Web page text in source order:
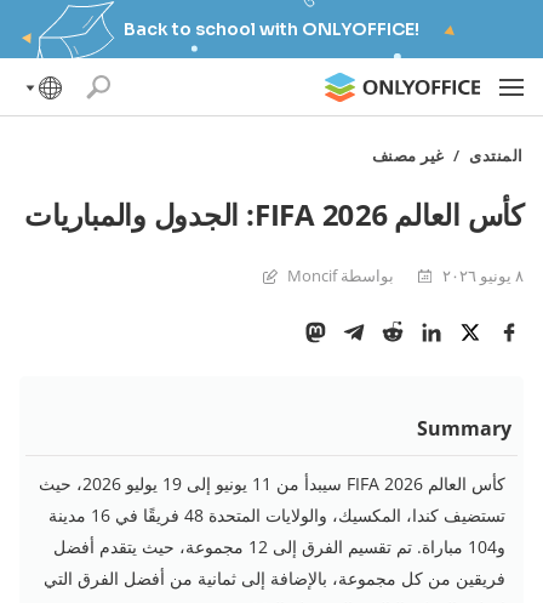
Back to school with ONLYOFFICE!
المنتدى / غير مصنف
كأس العالم FIFA 2026: الجدول والمباريات
٨ يونيو ٢٠٢٦ بواسطة Moncif
Summary
كأس العالم FIFA 2026 سيبدأ من 11 يونيو إلى 19 يوليو 2026، حيث
تستضيف كندا، المكسيك، والولايات المتحدة 48 فريقًا في 16 مدينة
و104 مباراة. تم تقسيم الفرق إلى 12 مجموعة، حيث يتقدم أفضل
فريقين من كل مجموعة، بالإضافة إلى ثمانية من أفضل الفرق التي